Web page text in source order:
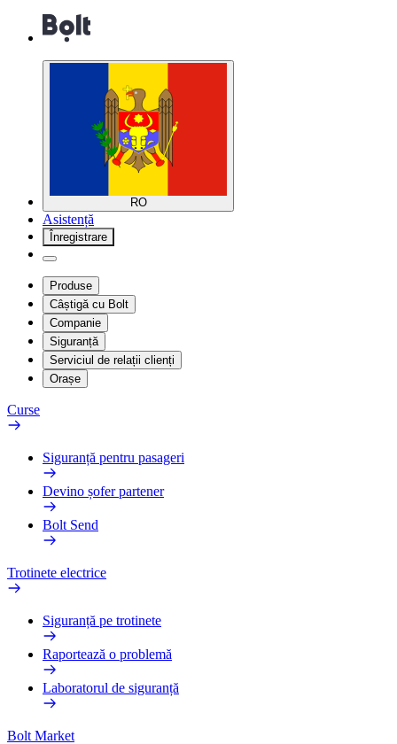
RO
Asistență
Înregistrare
Produse
Câștigă cu Bolt
Companie
Siguranță
Serviciul de relații clienți
Orașe
Curse
Siguranță pentru pasageri
Devino șofer partener
Bolt Send
Trotinete electrice
Siguranță pe trotinete
Raportează o problemă
Laboratorul de siguranță
Bolt Market